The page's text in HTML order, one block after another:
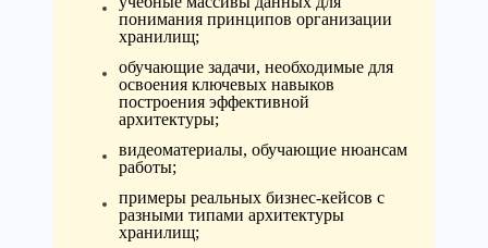
понимания принципов организации
хранилищ;
обучающие задачи, необходимые для
освоения ключевых навыков
построения эффективной
архитектуры;
видеоматериалы, обучающие нюансам
работы;
примеры реальных бизнес-кейсов с
разными типами архитектуры
хранилищ;